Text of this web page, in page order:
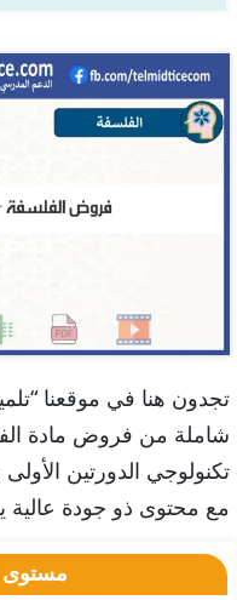
شاملة من فروض مادة
تكنولوجي الدورتين الأولى
مع محتوى ذو جودة عالية
مستوى